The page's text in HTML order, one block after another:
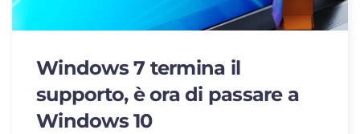
Windows 7 termina il
supporto, è ora di passare a
Windows 10